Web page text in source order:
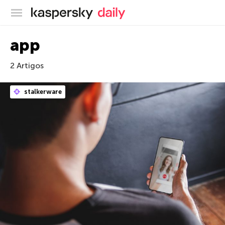
Blog oficial da Kaspersky
app
2 Artigos
stalkerware